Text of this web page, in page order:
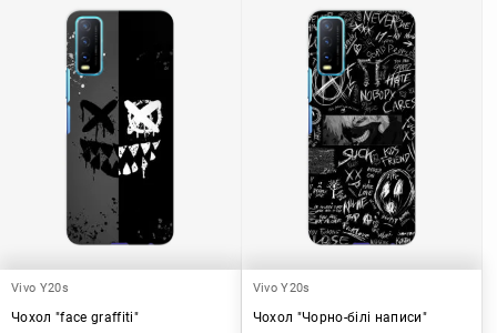
Vivo Y20s
Чохол "face graffiti"
Vivo Y20s
Чохол "Чорно-білі написи"